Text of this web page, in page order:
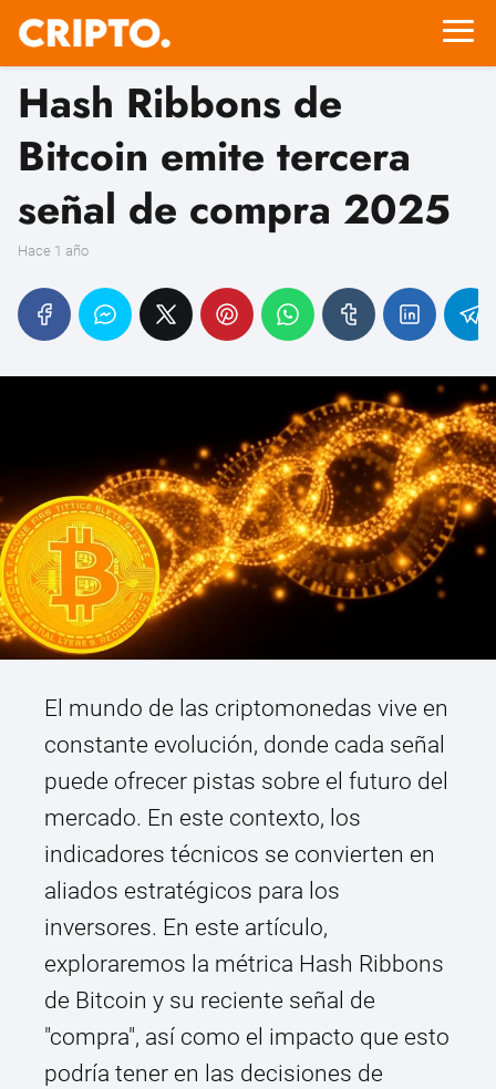
Hash Ribbons de
Bitcoin emite tercera
señal de compra 2025
hace 1 año
El mundo de las criptomonedas vive en
constante evolución, donde cada señal
puede ofrecer pistas sobre el futuro del
mercado. En este contexto, los
indicadores técnicos se convierten en
aliados estratégicos para los
inversores. En este artículo,
exploraremos la métrica Hash Ribbons
de Bitcoin y su reciente señal de
"compra", así como el impacto que esto
podría tener en las decisiones de